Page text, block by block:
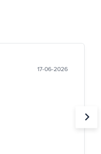
17-06-2026